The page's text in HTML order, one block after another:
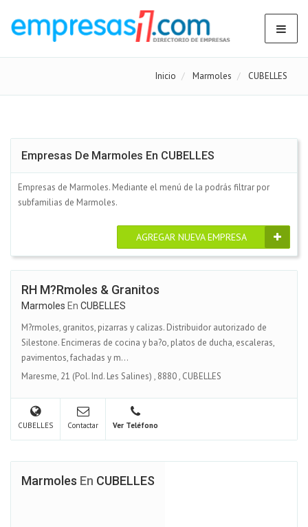
Inicio Marmoles CUBELLES
Empresas De Marmoles En CUBELLES
Empresas de Marmoles. Mediante el menú de la podrás filtrar por
subfamilias de Marmoles.
AGREGAR NUEVA EMPRESA
RH M?rmoles & Granitos
Marmoles En CUBELLES
M?rmoles, granitos, pizarras y calizas. Distribuidor autorizado de
Silestone. Encimeras de cocina y ba?o, platos de ducha, escaleras,
pavimentos, fachadas y m...
Maresme, 21 (Pol. Ind. Les Salines) , 8880, CUBELLES
CUBELLES Contactar Ver Teléfono
Marmoles En CUBELLES